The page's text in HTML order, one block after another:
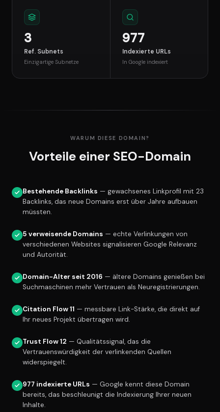
3
Ref. Subnets
Einzigartige Subnetze
977
Indexierte URLs
In Google indexiert
WARUM DIESE DOMAIN?
Vorteile einer SEO-Domain
Bestehende Backlinks — gewachsenes Linkprofil mit 23
Backlinks, das neue Domains erst über Jahre aufbauen
müssten.
5 verweisende Domains — echte Verlinkungen von
verschiedenen Websites signalisieren Google Relevanz
und Autorität.
Domain-Alter seit 2016 — ältere Domains genießen bei
Suchmaschinen mehr Vertrauen als Neuregistrierungen.
Citation Flow 11 — messbare Link-Stärke, die direkt auf
Ihr neues Projekt übertragen wird.
Trust Flow 12 — Qualitätssignal, das die
Vertrauenswürdigkeit der verlinkenden Quellen
widerspiegelt.
977 indexierte URLs — Google kennt diese Domain
bereits, das beschleunigt die Indexierung Ihrer neuen
Inhalte.